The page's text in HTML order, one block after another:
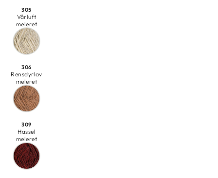
305
Vårluft
meleret
306
Rensdyrlav
meleret
309
Hassel
meleret